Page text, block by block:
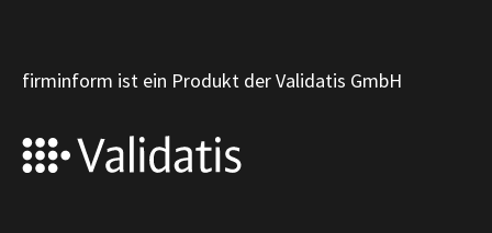
firminform ist ein Produkt der Validatis GmbH